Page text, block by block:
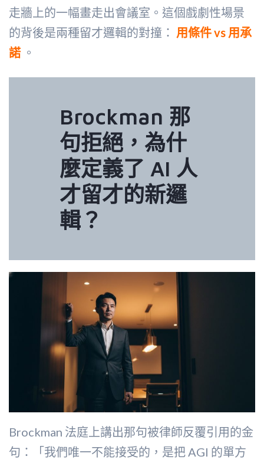
走牆上的一幅畫走出會議室。這個戲劇性場景
的背後是兩種留才邏輯的對撞： 用條件 vs 用承
諾 。
Brockman 那
句拒絕，為什
麼定義了 AI 人
才留才的新邏
輯？
Brockman 法庭上講出那句被律師反覆引用的金
句：「我們唯一不能接受的，是把 AGI 的單方